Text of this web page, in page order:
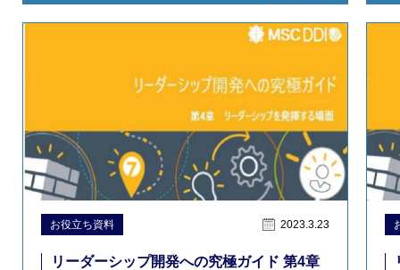
お役立ち資料 2023.3.23
リーダーシップ開発への究極ガイド 第4章